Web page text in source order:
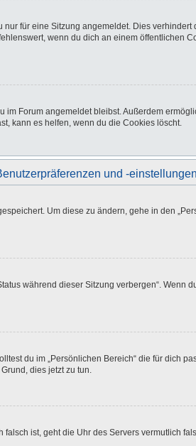
für eine Sitzung angemeldet. Dies
wenn du dich an einem öffentlichen
Forum angemeldet bleibst. Außerdem
kann es helfen, wenn du die Cookies löscht.
und -einstellungen
Um diese zu ändern, gehe in den
während dieser Sitzung verbergen“.
du im „Persönlichen Bereich“ die für dich
dies jetzt zu tun.
ist, geht die Uhr des Servers vermutlich